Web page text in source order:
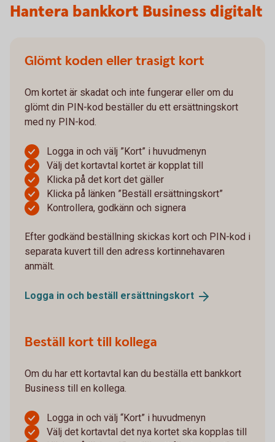
Hantera bankkort Business digitalt
Glömt koden eller trasigt kort
Om kortet är skadat och inte fungerar eller om du
glömt din PIN-kod beställer du ett ersättningskort
med ny PIN-kod.
Logga in och välj ”Kort” i huvudmenyn
Välj det kortavtal kortet är kopplat till
Klicka på det kort det gäller
Klicka på länken ”Beställ ersättningskort”
Kontrollera, godkänn och signera
Efter godkänd beställning skickas kort och PIN-kod i
separata kuvert till den adress kortinnehavaren
anmält.
Logga in och beställ ersättningskort
Beställ kort till kollega
Om du har ett kortavtal kan du beställa ett bankkort
Business till en kollega.
Logga in och välj “Kort” i huvudmenyn
Välj det kortavtal det nya kortet ska kopplas till